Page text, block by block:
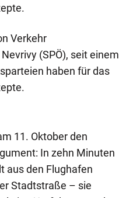
Verkehr
(SPÖ), seit einem
haben für das
11. Oktober den
In zehn Minuten
aus den Flughafen
Stadtstraße – sie